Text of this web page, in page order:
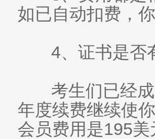
如已自动扣费，
4、证书是否
考生们已经成
年度续费继续使
会员费用是195